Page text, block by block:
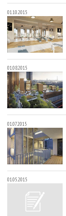
01.10.2015
01.08.2015
01.07.2015
01.05.2015